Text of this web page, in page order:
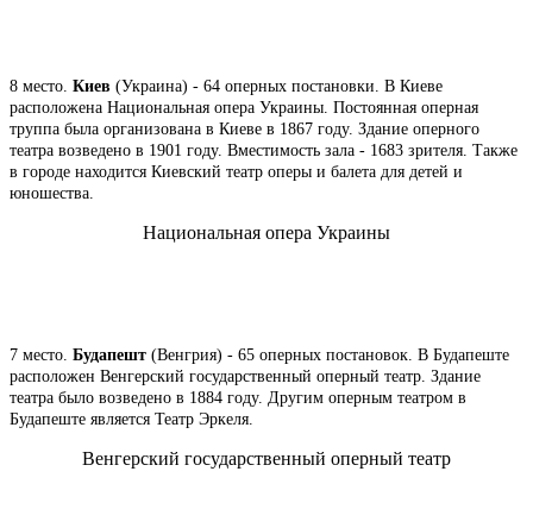
8 место. Киев (Украина) - 64 оперных постановки. В Киеве
расположена Национальная опера Украины. Постоянная оперная
труппа была организована в Киеве в 1867 году. Здание оперного
театра возведено в 1901 году. Вместимость зала - 1683 зрителя. Также
в городе находится Киевский театр оперы и балета для детей и
юношества.
Национальная опера Украины
7 место. Будапешт (Венгрия) - 65 оперных постановок. В Будапеште
расположен Венгерский государственный оперный театр. Здание
театра было возведено в 1884 году. Другим оперным театром в
Будапеште является Театр Эркеля.
Венгерский государственный оперный театр